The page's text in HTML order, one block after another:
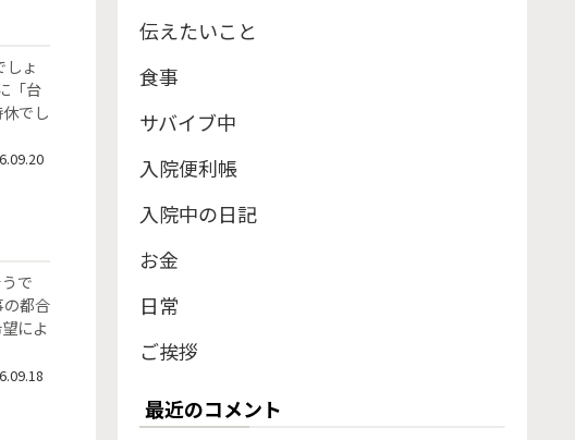
しょ
「台
でし
で
都合
によ
伝えたいこと
食事
サバイブ中
入院便利帳
入院中の日記
お金
日常
ご挨拶
最近のコメント